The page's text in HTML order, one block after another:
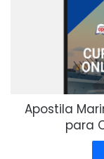
Apostila
para